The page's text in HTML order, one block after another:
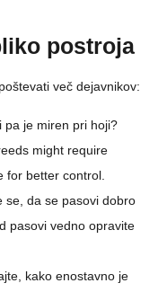
postroja
več dejavnikov:
pa je miren pri hoji?
might require
for better control.
se, da se pasovi dobro
pasovi vedno opravite
kako enostavno je